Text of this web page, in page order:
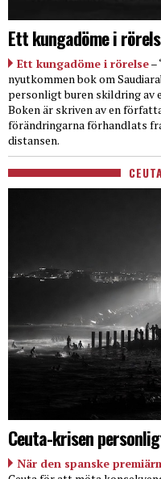
Ett kungadöme i
Ett kungadöme i rörelse–
nyutkommen bok om
personligt buren skildring
Boken är skriven av en
förändringarna förhandlats
distansen.
Ceuta-krisen
När den spanske